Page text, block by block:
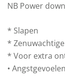
NB Power
* Slapen
*
* Voor extra
•